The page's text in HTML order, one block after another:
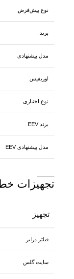
نوع پیش‌فرض
برند
مدل پیشنهادی
اوریفیس
نوع اختیاری
برند EEV
مدل پیشنهادی EEV
تجهیزات
تجهیز
فیلتر درایر
سایت گلس